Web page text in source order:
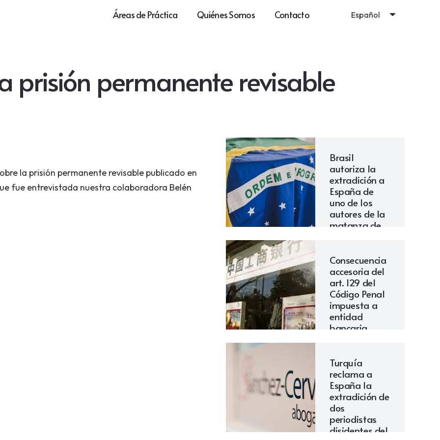
Áreas de Práctica Quiénes Somos Contacto Español
prisión permanente revisable
la prisión permanente revisable publicado en
fue entrevistada nuestra colaboradora Belén
Brasil
autoriza la
extradición a
España de
uno de los
autores de la
matanza de
Consecuencia
accesoria del
art. 129 del
Código Penal
impuesta a
entidad
bancaria
capitales.
Comentario
de la
sentencia de
la Audiencia
Nacional
(Sala de lo
Turquía
reclama a
España la
extradición de
dos
periodistas
disidentes del